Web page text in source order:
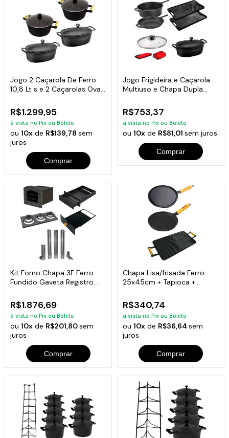
Jogo 2 Caçarola De Ferro
10,8 Lt s e 2 Caçarolas Ovas
R$1.299,95
à vista no Pix ou Boleto
ou10x de R$139,78sem
juros
Comprar
Jogo Frigideira e Caçarola
Multiuso e Chapa Dupla
R$753,37
à vista no Pix ou Boleto
ou 10xde R$81,01 sem juros
Comprar
Kit Forno Chapa 3F Ferro
Fundido Gaveta Registro
R$1.876,69
à vista no Pix ou Boleto
ou10x de R$201,80sem
juros
Comprar
Chapa Lisa/frisada Ferro
25x45cm + Tapioca +
R$340,74
à vista no Pix ou Boleto
ou 10xde R$36,64 sem
juros
Comprar